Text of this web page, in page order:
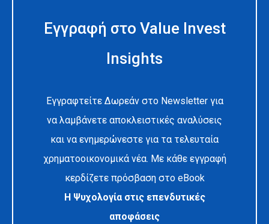
Εγγραφή στο Value Invest
Insights
Εγγραφτείτε Δωρεάν στο Newsletter για
να λαμβάνετε αποκλειστικές αναλύσεις
και να ενημερώνεστε για τα τελευταία
χρηματοοικονομικά νέα. Με κάθε εγγραφή
κερδίζετε πρόσβαση στο eBook
Η Ψυχολογία στις επενδυτικές
αποφάσεις